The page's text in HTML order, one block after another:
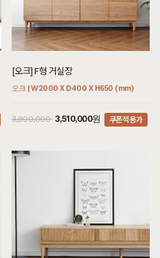
[오크] F형 거실장
오크 | W2000 X D400 X H650 (mm)
3,900,000 3,510,000원 쿠폰적용가